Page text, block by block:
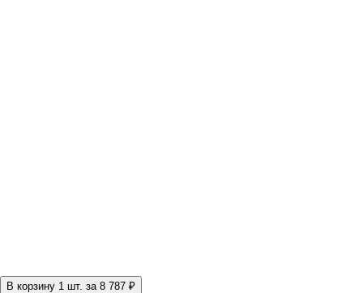
В корзину 1 шт. за 8 787 ₽